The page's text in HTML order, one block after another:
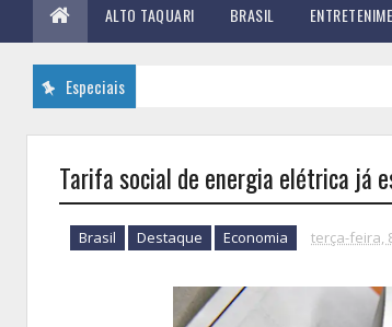
ALTO TAQUARI BRASIL
Especiais
Tarifa social de energia elétrica já
Brasil Destaque Economia terça-feira,